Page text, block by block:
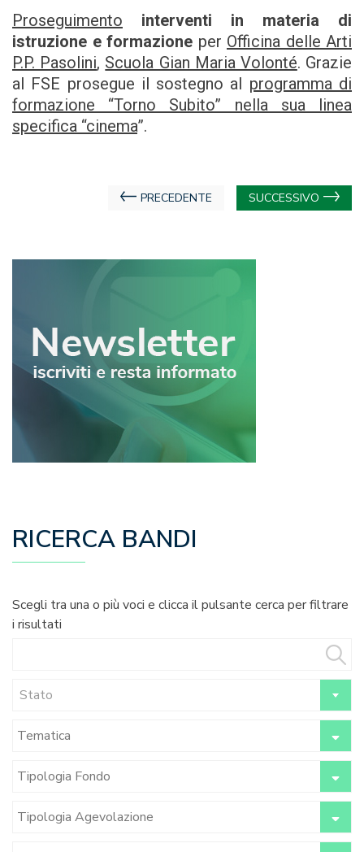
Proseguimento interventi in materia di
istruzione e formazione per Officina delle Arti
P.P. Pasolini, Scuola Gian Maria Volonté. Grazie
al FSE prosegue il sostegno al programma di
formazione “Torno Subito” nella sua linea
specifica “cinema”.
Navigazione
PRECEDENTE SUCCESSIVO
RICERCA BANDI
Scegli tra una o più voci e clicca il pulsante cerca per filtrare
i risultati
Stato